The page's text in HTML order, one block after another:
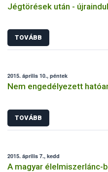
Jégtörések után -
TOVÁBB
2015. április 10., péntek
Nem engedélyezett
TOVÁBB
2015. április 7., kedd
A magyar élelmiszerlánc-